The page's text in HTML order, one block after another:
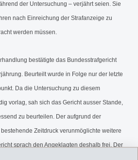
der Untersuchung – verjährt seien. Sie
nach Einreichung der Strafanzeige zu
werden müssen.
bestätigte das Bundesstrafgericht
Beurteilt wurde in Folge nur der letzte
Da die Untersuchung zu diesem
vorlag, sah sich das Gericht ausser Stande,
zu beurteilen. Der aufgrund der
Zeitdruck verunmöglichte weitere
sprach den Angeklagten deshalb frei. Der